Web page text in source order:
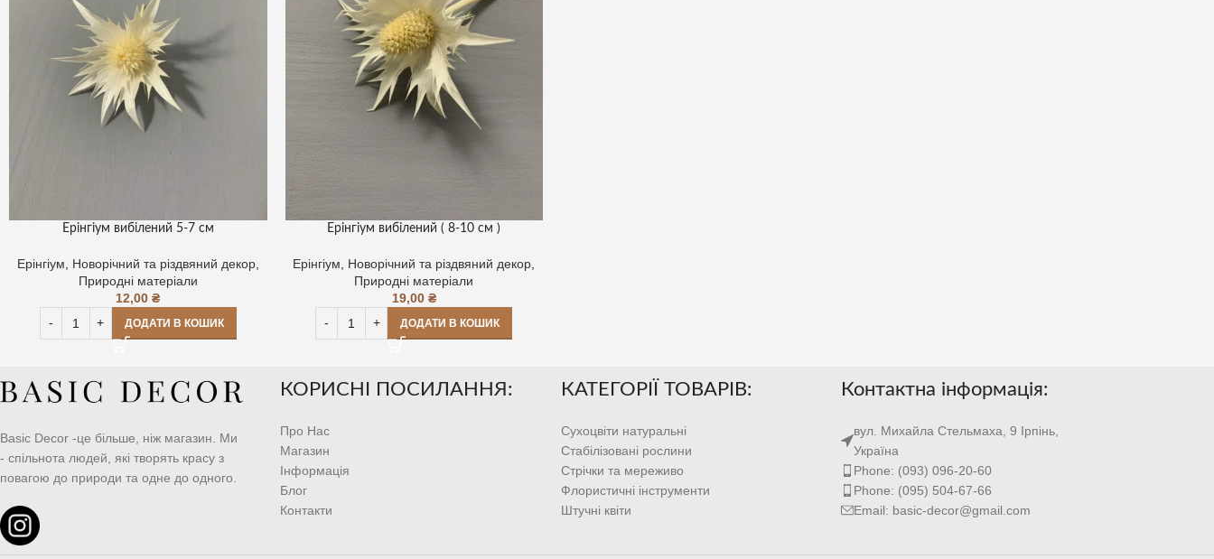
Ерінгіум вибілений 5-7 см
Ерінгіум Новорічний та різдвяний декор,
Природні матеріали
12,00₴
ДОДАТИ В КОШИК
Ерінгіум вибілений ( 8-10 см )
Ерінгіум Новорічний та різдвяний декор
Природні матеріали
19,00 ₴
ДОДАТИ В КОШИК
Basic Decor -це більше, ніж магазин. Ми
- спільнота людей, які творять красу з
повагою до природи та одне до одного.
КОРИСНІ ПОСИЛАННЯ:
Про Нас
Магазин
Інформація
Блог
Контакти
КАТЕГОРІЇ ТОВАРІВ:
Сухоцвіти натуральні
Стабілізовані рослини
Стрічки та мереживо
Флористичні інструменти
Штучні квіти
Контактна інформація:
вул. Михайла Стельмаха, 9 Ірпінь,
Україна
Phone: (093) 096-20-60
Phone: (095) 504-67-66
Email: basic-decor@gmail.com